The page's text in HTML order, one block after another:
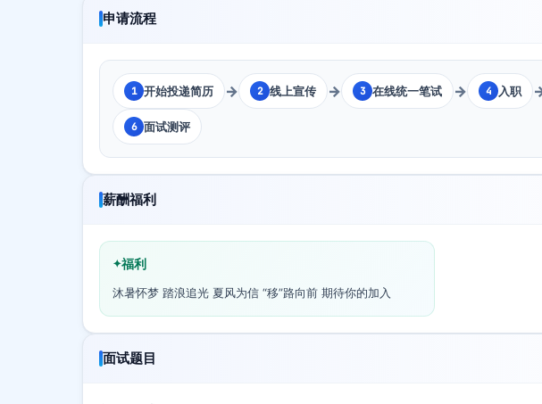
申请流程
1 开始投递简历 → 2 线上宣传 → 3 在线统一笔试 → 4 入职
6 面试测评
薪酬福利
福利
沐暑怀梦 踏浪追光 夏风为信 “移”路向前 期待你的加入
面试题目